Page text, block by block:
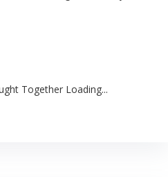
Together Loading...